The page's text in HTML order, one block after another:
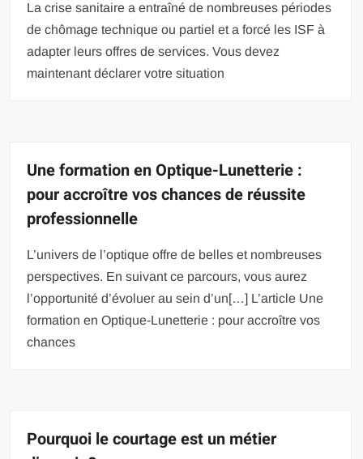
La crise sanitaire a entraîné de nombreuses périodes
de chômage technique ou partiel et a forcé les ISF à
adapter leurs offres de services. Vous devez
maintenant déclarer votre situation
Une formation en Optique-Lunetterie :
pour accroître vos chances de réussite
professionnelle
L’univers de l’optique offre de belles et nombreuses
perspectives. En suivant ce parcours, vous aurez
l’opportunité d’évoluer au sein d’un[…] L’article Une
formation en Optique-Lunetterie : pour accroître vos
chances
Pourquoi le courtage est un métier